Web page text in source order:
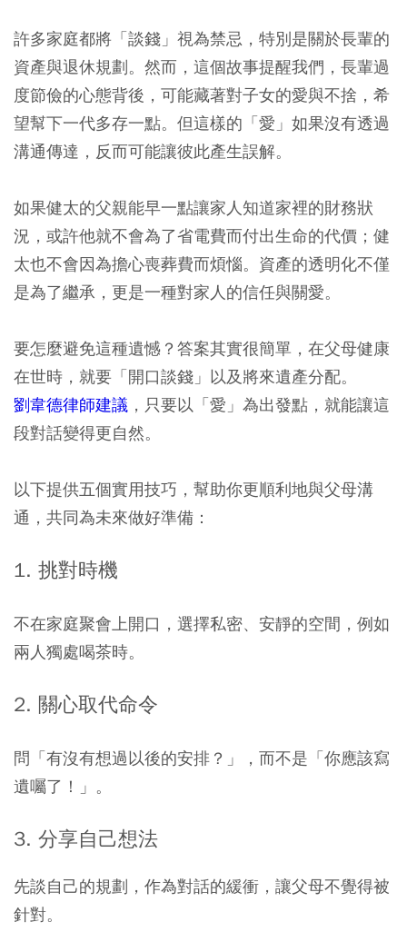
許多家庭都將「談錢」視為禁忌，特別是關於長輩的
資產與退休規劃。然而，這個故事提醒我們， 長輩過
度節儉的心態背後，可能藏著對子女的愛與不捨，希
望幫下一代多存一點。但這樣的「愛」如果沒有透過
溝通傳達，反而可能讓彼此產生誤解。
如果健太的父親能早一點讓家人知道家裡的財務狀
況，或許他就不會為了省電費而付出生命的代價；健
太也不會因為擔心喪葬費而煩惱。資產的透明化不僅
是為了繼承，更是一種對家人的信任與關愛。
要怎麼避免這種遺憾？答案其實很簡單，在父母健康
在世時，就要「開口談錢」以及將來遺產分配。
劉韋德律師建議 ，只要以「愛」為出發點，就能讓這
段對話變得更自然。
以下提供五個實用技巧，幫助你更順利地與父母溝
通，共同為未來做好準備：
1. 挑對時機
不在家庭聚會上開口，選擇私密、安靜的空間，例如
兩人獨處喝茶時。
2. 關心取代命令
問「有沒有想過以後的安排？」，而不是「你應該寫
遺囑了！」。
3. 分享自己想法
先談自己的規劃，作為對話的緩衝，讓父母不覺得被
針對。